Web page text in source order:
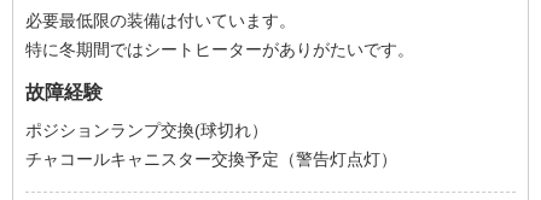
必要最低限の装備は付いています。
特に冬期間ではシートヒーターがありがたいです。
故障経験
ポジションランプ交換(球切れ）
チャコールキャニスター交換予定（警告灯点灯）